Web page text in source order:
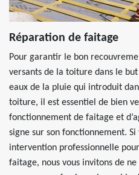
Réparation de faitage
Pour garantir le bon
versants de la toiture dans le
eaux de la pluie qui introduit
toiture, il est essentiel de bien
fonctionnement de faitage et
signe sur son fonctionnement.
intervention professionnelle
faitage, nous vous invitons de